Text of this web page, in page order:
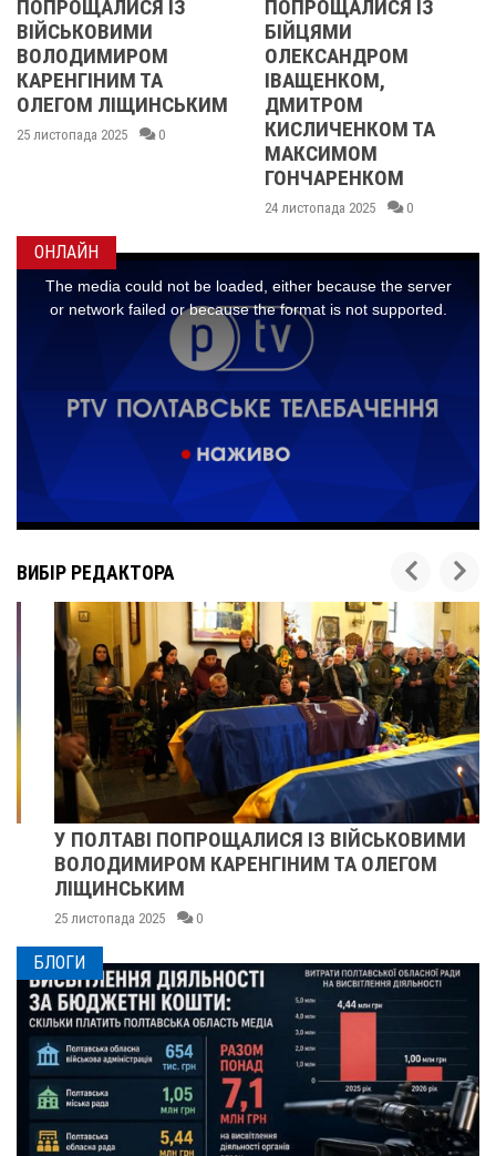
ІЗ
ТА
ЛІЩИНСЬКИМ
2025 0
ПОПРОЩАЛИСЯ ІЗ
БІЙЦЯМИ
ОЛЕКСАНДРОМ
ІВАЩЕНКОМ,
ДМИТРОМ
КИСЛИЧЕНКОМ ТА
МАКСИМОМ
ГОНЧАРЕНКОМ
24 листопада 2025 0
ОНЛАЙН
ВИБІР РЕДАКТОРА
У ПОЛТАВІ ПОПРОЩАЛИСЯ ІЗ ВІЙСЬКОВИМИ
ВОЛОДИМИРОМ КАРЕНГІНИМ ТА ОЛЕГОМ
ЛІЩИНСЬКИМ
25 листопада 2025 0
БЛОГИ